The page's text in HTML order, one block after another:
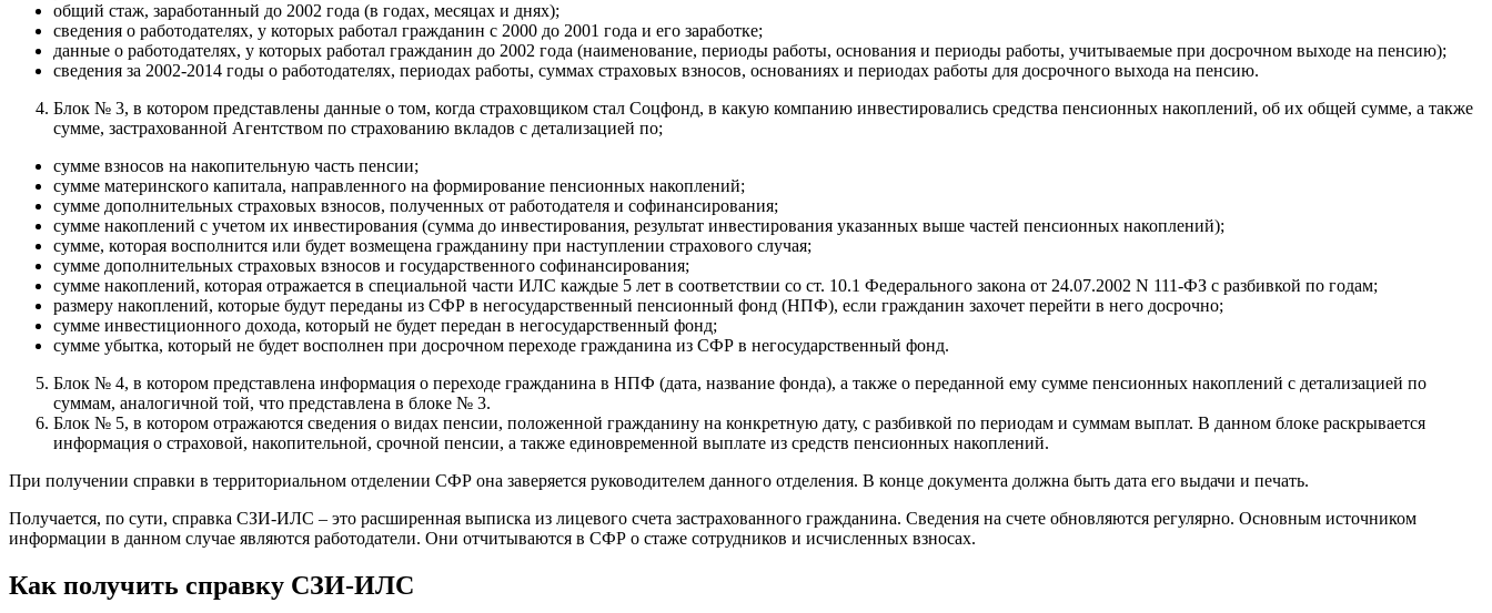
общий стаж, заработанный до 2002 года (в годах, месяцах и днях);
сведения о работодателях, у которых работал гражданин с 2000 до 2001 года и его заработке;
данные о работодателях, у которых работал гражданин до 2002 года (наименование, периоды работы, основания и периоды работы, учитываемые при досрочном выходе на пенсию);
сведения за 2002-2014 годы о работодателях, периодах работы, суммах страховых взносов, основаниях и периодах работы для досрочного выхода на пенсию.
Блок № 3, в котором представлены данные о том, когда страховщиком стал Соцфонд, в какую компанию инвестировались средства пенсионных накоплений, об их общей сумме, а также
сумме, застрахованной Агентством по страхованию вкладов с детализацией по;
сумме взносов на накопительную часть пенсии;
сумме материнского капитала, направленного на формирование пенсионных накоплений;
сумме дополнительных страховых взносов, полученных от работодателя и софинансирования;
сумме накоплений с учетом их инвестирования (сумма до инвестирования, результат инвестирования указанных выше частей пенсионных накоплений);
сумме, которая восполнится или будет возмещена гражданину при наступлении страхового случая;
сумме дополнительных страховых взносов и государственного софинансирования;
сумме накоплений, которая отражается в специальной части ИЛС каждые 5 лет в соответствии со ст. 10.1 Федерального закона от 24.07.2002 N 111-ФЗ с разбивкой по годам;
размеру накоплений, которые будут переданы из СФР в негосударственный пенсионный фонд (НПФ), если гражданин захочет перейти в него досрочно;
сумме инвестиционного дохода, который не будет передан в негосударственный фонд;
сумме убытка, который не будет восполнен при досрочном переходе гражданина из СФР в негосударственный фонд.
Блок № 4, в котором представлена информация о переходе гражданина в НПФ (дата, название фонда), а также о переданной ему сумме пенсионных накоплений с детализацией по
суммам, аналогичной той, что представлена в блоке № 3.
Блок № 5, в котором отражаются сведения о видах пенсии, положенной гражданину на конкретную дату, с разбивкой по периодам и суммам выплат. В данном блоке раскрывается
информация о страховой, накопительной, срочной пенсии, а также единовременной выплате из средств пенсионных накоплений.
При получении справки в территориальном отделении СФР она заверяется руководителем данного отделения. В конце документа должна быть дата его выдачи и печать.
Получается, по сути, справка СЗИ-ИЛС – это расширенная выписка из лицевого счета застрахованного гражданина. Сведения на счете обновляются регулярно. Основным источником
информации в данном случае являются работодатели. Они отчитываются в СФР о стаже сотрудников и исчисленных взносах.
Как получить справку СЗИ-ИЛС